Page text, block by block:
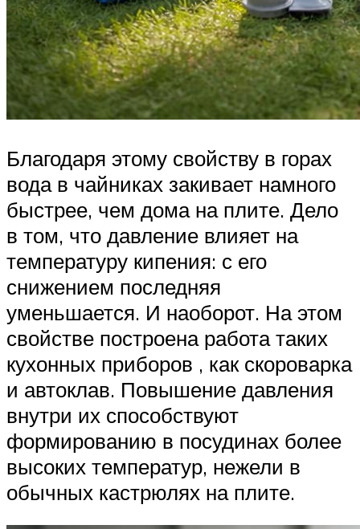
Благодаря этому свойству в горах
вода в чайниках закивает намного
быстрее, чем дома на плите. Дело
в том, что давление влияет на
температуру кипения: с его
снижением последняя
уменьшается. И наоборот. На этом
свойстве построена работа таких
кухонных приборов , как скороварка
и автоклав. Повышение давления
внутри их способствуют
формированию в посудинах более
высоких температур, нежели в
обычных кастрюлях на плите.